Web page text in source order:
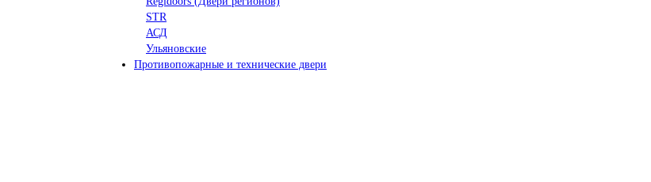
STR
АСД
Ульяновские
Противопожарные и технические двери